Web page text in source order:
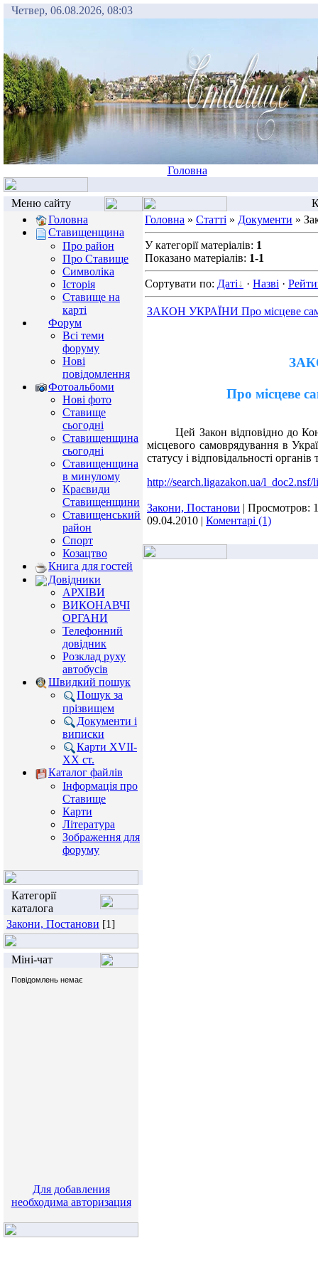
Четвер, 06.08.2026, 08:03
Головна
Меню сайту
Головна
Ставищенщина
Про район
Про Ставище
Символіка
Історія
Ставище на
карті
Форум
Всі теми
форуму
Нові
повідомлення
Фотоальбоми
Нові фото
Ставище
сьогодні
Ставищенщина
сьогодні
Ставищенщина
в минулому
Краєвиди
Ставищенщини
Ставищенський
район
Спорт
Козацтво
Книга для гостей
Довідники
АРХІВИ
ВИКОНАВЧІ
ОРГАНИ
Телефонний
довідник
Розклад руху
автобусів
Швидкий пошук
Пошук за
прізвищем
Документи і
виписки
Карти XVII-
XX ст.
Каталог файлів
Інформація про
Ставище
Карти
Література
Зображення для
форуму
Категорії
каталога
Закони, Постанови [1]
Міні-чат
Для добавления
необходима авторизация
Головна » Статті » Документи »
У категорії матеріалів: 1
Показано матеріалів: 1-1
Сортувати по: Даті · Назві ·
ЗАКОН УКРАЇНИ Про місцеве
Про місцеве
Цей Закон відповідно до
місцевого самоврядування в
статусу і відповідальності
http://search.ligazakon.ua/
Закони, Постанови | Просмотров:
09.04.2010 | Коментарі (1)